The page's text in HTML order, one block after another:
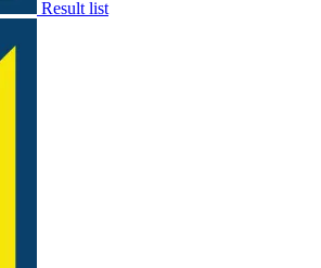
Result list